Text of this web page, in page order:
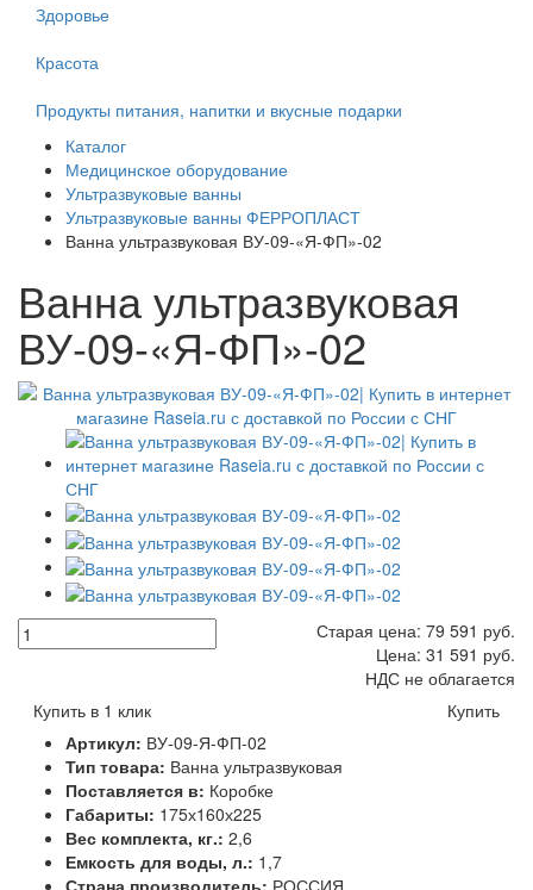
Здоровье
Красота
Продукты питания, напитки и вкусные подарки
Каталог
Медицинское оборудование
Ультразвуковые ванны
Ультразвуковые ванны ФЕРРОПЛАСТ
Ванна ультразвуковая ВУ-09-«Я-ФП»-02
Ванна ультразвуковая
ВУ-09-«Я-ФП»-02
Старая цена: 79 591 руб.
Цена: 31 591 руб.
НДС не облагается
Купить в 1 клик
Купить
Артикул: ВУ-09-Я-ФП-02
Тип товара: Ванна ультразвуковая
Поставляется в: Коробке
Габариты: 175х160х225
Вес комплекта, кг.: 2,6
Емкость для воды, л.: 1,7